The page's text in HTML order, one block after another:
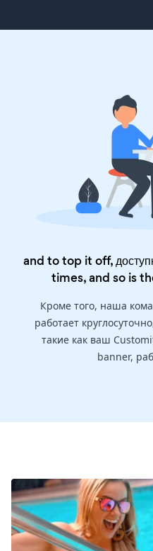
and to top it off,
times, and so is
Кроме того, наша
работает
такие как ваш
banner,